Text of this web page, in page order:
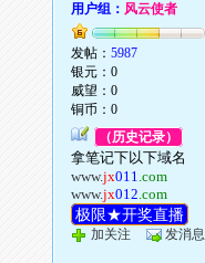
用户组： 风云使者
发帖：5987
银元：0
威望：0
铜币：0
（历史记录）
拿笔记下以下域名
www.jx011.com
www.jx012.com
极限★开奖直播
加关注 发消息